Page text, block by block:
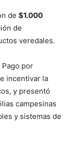
de $1.000
de
veredales.
Pago por
incentivar la
y presentó
campesinas
y sistemas de